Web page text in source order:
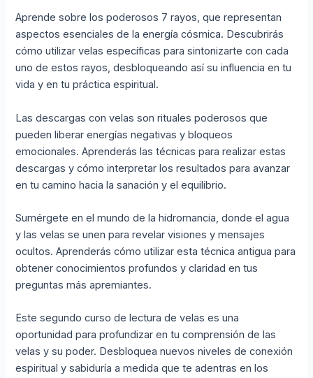
Aprende sobre los poderosos 7 rayos, que representan
aspectos esenciales de la energía cósmica. Descubrirás
cómo utilizar velas específicas para sintonizarte con cada
uno de estos rayos, desbloqueando así su influencia en tu
vida y en tu práctica espiritual.
Las descargas con velas son rituales poderosos que
pueden liberar energías negativas y bloqueos
emocionales. Aprenderás las técnicas para realizar estas
descargas y cómo interpretar los resultados para avanzar
en tu camino hacia la sanación y el equilibrio.
Sumérgete en el mundo de la hidromancia, donde el agua
y las velas se unen para revelar visiones y mensajes
ocultos. Aprenderás cómo utilizar esta técnica antigua para
obtener conocimientos profundos y claridad en tus
preguntas más apremiantes.
Este segundo curso de lectura de velas es una
oportunidad para profundizar en tu comprensión de las
velas y su poder. Desbloquea nuevos niveles de conexión
espiritual y sabiduría a medida que te adentras en los